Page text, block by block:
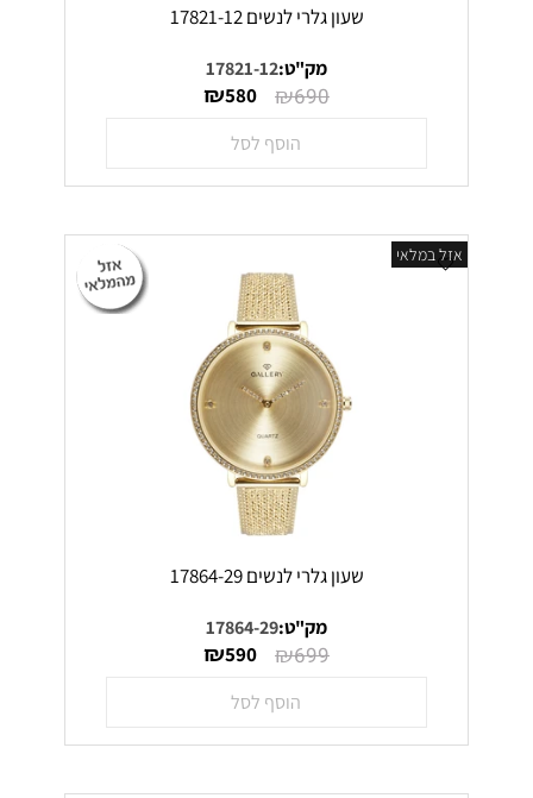
שעון גלרי לנשים 17821-12
מק"ט:17821-12
₪690
₪580
הוסף לסל
אזל במלאי
שעון גלרי לנשים 17864-29
מק"ט:17864-29
₪699
₪590
הוסף לסל